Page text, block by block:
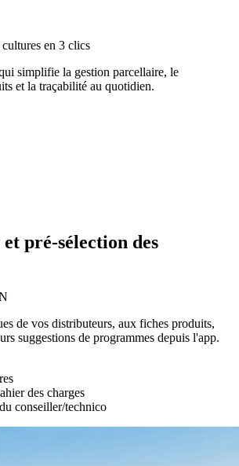
en 3 clics
simplifie la gestion parcellaire, le
et la traçabilité au quotidien.
pré-sélection des
de vos distributeurs, aux fiches produits,
suggestions de programmes depuis l'app.
des charges
conseiller/technico